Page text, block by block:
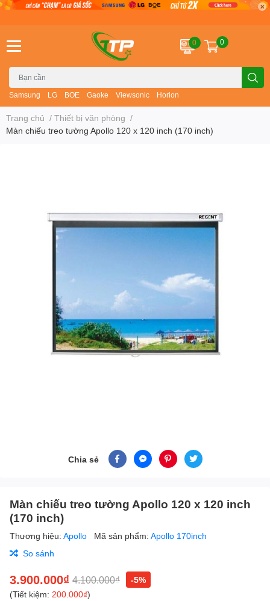
Samsung LG BOE Gaoke Viewsonic Horion
0 0
Trang chủ / Thiết bị văn phòng /
Màn chiếu treo tường Apollo 120 x 120 inch (170 inch)
Chia sẻ
Màn chiếu treo tường Apollo 120 x 120 inch
(170 inch)
Thương hiệu: Apollo Mã sản phẩm: Apollo 170inch
So sánh
3.900.000₫ 4.100.000₫
-5%
(Tiết kiệm: 200.000₫)